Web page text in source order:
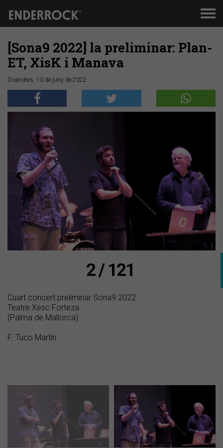
[Sona9 2022] la preliminar: Plan-
ET, XisK i Manava
Divendres, 10 de juny de 2022
Anterior
2 / 121
Cuart concert preliminar Sona9 2022
Teatre Xesc Forteza
(Palma de Mallorca)
F: Tuco Martín